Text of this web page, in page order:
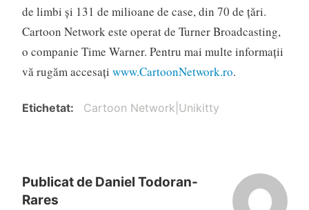
de limbi şi 131 de milioane de case, din 70 de ţări.
Cartoon Network este operat de Turner Broadcasting,
o companie Time Warner. Pentru mai multe informații
vă rugăm accesați www.CartoonNetwork.ro.
Etichetat Cartoon Network|Unikitty
Publicat de Daniel Todoran-
Rares